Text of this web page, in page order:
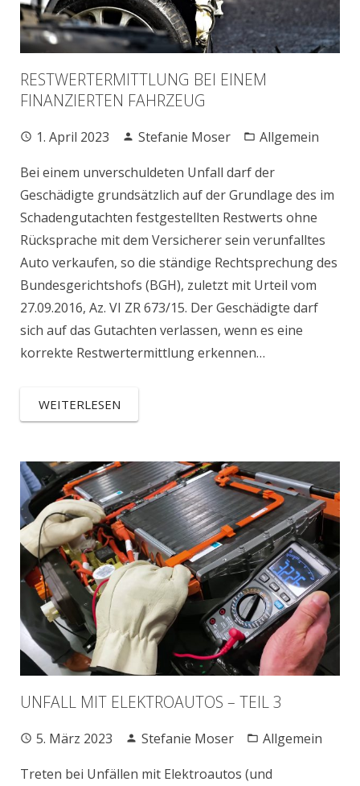
RESTWERTERMITTLUNG BEI EINEM
FINANZIERTEN FAHRZEUG
1. April 2023 Stefanie Moser
Allgemein
Bei einem unverschuldeten Unfall darf der
Geschädigte grundsätzlich auf der Grundlage des im
Schadengutachten festgestellten Restwerts ohne
Rücksprache mit dem Versicherer sein verunfalltes
Auto verkaufen, so die ständige Rechtsprechung des
Bundesgerichtshofs (BGH), zuletzt mit Urteil vom
27.09.2016, Az. VI ZR 673/15. Der Geschädigte darf
sich auf das Gutachten verlassen, wenn es eine
korrekte Restwertermittlung erkennen…
WEITERLESEN
UNFALL MIT ELEKTROAUTOS – TEIL 3
5. März 2023 Stefanie Moser
Allgemein
Treten bei Unfällen mit Elektroautos (und